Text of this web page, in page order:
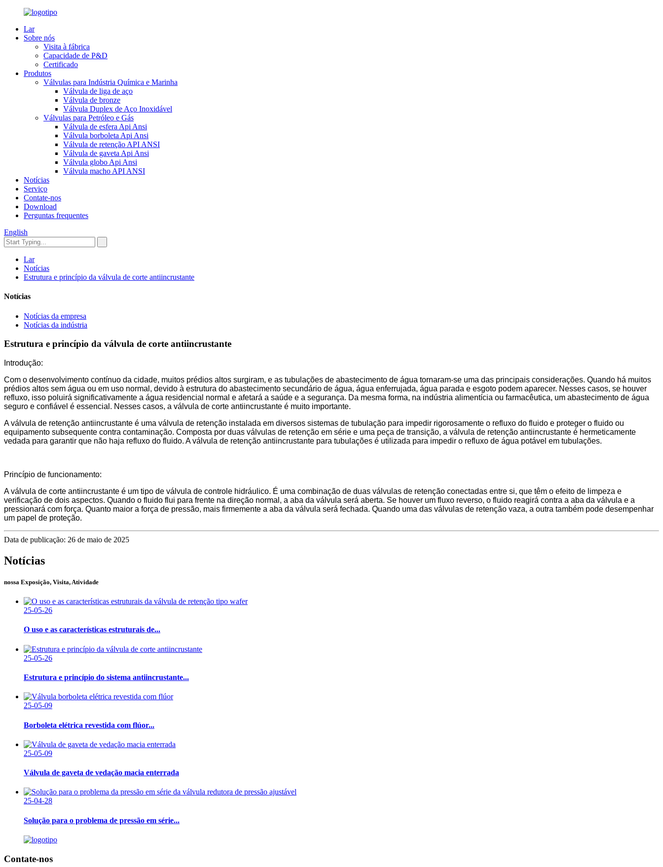
Lar
Sobre nós
Visita à fábrica
Capacidade de P&D
Certificado
Produtos
Válvulas para Indústria Química e Marinha
Válvula de liga de aço
Válvula de bronze
Válvula Duplex de Aço Inoxidável
Válvulas para Petróleo e Gás
Válvula de esfera Api Ansi
Válvula borboleta Api Ansi
Válvula de retenção API ANSI
Válvula de gaveta Api Ansi
Válvula globo Api Ansi
Válvula macho API ANSI
Notícias
Serviço
Contate-nos
Download
Perguntas frequentes
English
Lar
Notícias
Estrutura e princípio da válvula de corte antiincrustante
Notícias
Notícias da empresa
Notícias da indústria
Estrutura e princípio da válvula de corte antiincrustante
Introdução:
Com o desenvolvimento contínuo da cidade, muitos prédios altos surgiram, e as tubulações de abastecimento de água tornaram-se uma das principais considerações. Quando há muitos
prédios altos sem água ou em uso normal, devido à estrutura do abastecimento secundário de água, água enferrujada, água parada e esgoto podem aparecer. Nesses casos, se houver
refluxo, isso poluirá significativamente a água residencial normal e afetará a saúde e a segurança. Da mesma forma, na indústria alimentícia ou farmacêutica, um abastecimento de água
seguro e confiável é essencial. Nesses casos, a válvula de corte antiincrustante é muito importante.
A válvula de retenção antiincrustante é uma válvula de retenção instalada em diversos sistemas de tubulação para impedir rigorosamente o refluxo do fluido e proteger o fluido ou
equipamento subsequente contra contaminação. Composta por duas válvulas de retenção em série e uma peça de transição, a válvula de retenção antiincrustante é hermeticamente
vedada para garantir que não haja refluxo do fluido. A válvula de retenção antiincrustante para tubulações é utilizada para impedir o refluxo de água potável em tubulações.
Princípio de funcionamento:
A válvula de corte antiincrustante é um tipo de válvula de controle hidráulico. É uma combinação de duas válvulas de retenção conectadas entre si, que têm o efeito de limpeza e
verificação de dois aspectos. Quando o fluido flui para frente na direção normal, a aba da válvula será aberta. Se houver um fluxo reverso, o fluido reagirá contra a aba da válvula e a
pressionará com força. Quanto maior a força de pressão, mais firmemente a aba da válvula será fechada. Quando uma das válvulas de retenção vaza, a outra também pode desempenhar
um papel de proteção.
Data de publicação: 26 de maio de 2025
Notícias
nossa Exposição, Visita, Atividade
25-05-26
O uso e as características estruturais de...
25-05-26
Estrutura e princípio do sistema antiincrustante...
25-05-09
Borboleta elétrica revestida com flúor...
25-05-09
Válvula de gaveta de vedação macia enterrada
25-04-28
Solução para o problema de pressão em série...
Contate-nos